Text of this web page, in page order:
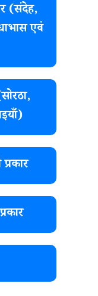
(संदेह,
एवं